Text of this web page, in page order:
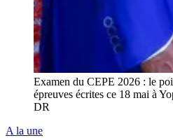
Examen du CEPE 2026 : le
épreuves écrites ce 18 mai à
DR
A la une